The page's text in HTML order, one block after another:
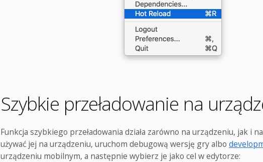
Szybkie przeładowanie na
Funkcja szybkiego przeładowania działa zarówno na urządzeniu, jak i
używać jej na urządzeniu, uruchom debugową wersję gry albo
urządzeniu mobilnym, a następnie wybierz je jako cel w edytorze: